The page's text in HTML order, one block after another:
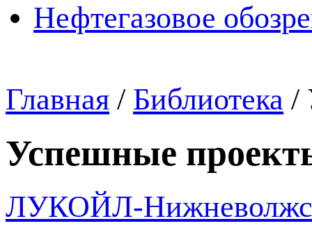
Нефтегазовое
Главная / Библиотека /
Успешные
ЛУКОЙЛ-